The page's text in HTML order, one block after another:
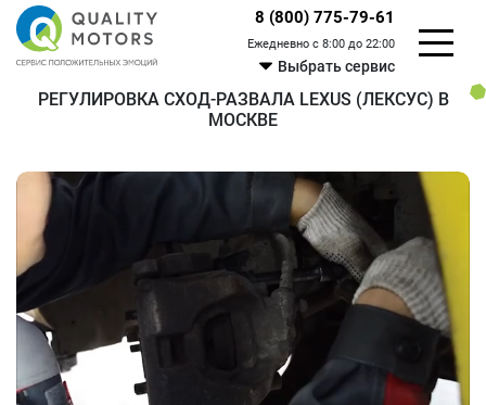
8 (800) 775-79-61
Ежедневно с 8:00 до 22:00
Выбрать сервис
РЕГУЛИРОВКА СХОД-РАЗВАЛА LEXUS (ЛЕКСУС) В
МОСКВЕ